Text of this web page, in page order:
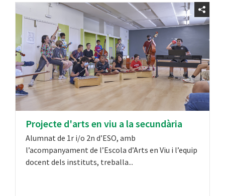
Projecte d'arts en viu a la secundària
Alumnat de 1r i/o 2n d’ESO, amb
l’acompanyament de l’Escola d’Arts en Viu i l’equip
docent dels instituts, treballa...